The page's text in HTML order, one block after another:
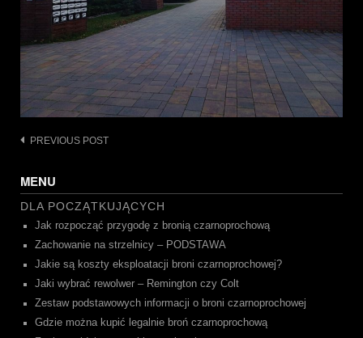
Post
PREVIOUS POST
MENU
DLA POCZĄTKUJĄCYCH
Jak rozpocząć przygodę z bronią czarnoprochową
Zachowanie na strzelnicy – PODSTAWA
Jakie są koszty eksploatacji broni czarnoprochowej?
Jaki wybrać rewolwer – Remington czy Colt
Zestaw podstawowych informacji o broni czarnoprochowej
Gdzie można kupić legalnie broń czarnoprochową